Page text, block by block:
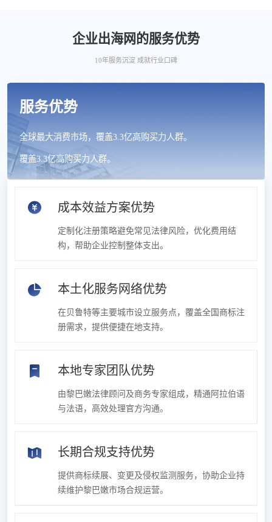
企业出海网的服务优势
10年服务沉淀 成就行业口碑
服务优势
全球最大消费市场，覆盖3.3亿高购买力人群。
覆盖3.3亿高购买力人群。
成本效益方案优势
定制化注册策略避免常见法律风险，优化费用结
构，帮助企业控制整体支出。
本土化服务网络优势
在贝鲁特等主要城市设立服务点，覆盖全国商标注
册需求，提供便捷在地支持。
本地专家团队优势
由黎巴嫩法律顾问及商务专家组成，精通阿拉伯语
与法语，高效处理官方沟通。
长期合规支持优势
提供商标续展、变更及侵权监测服务，协助企业持
续维护黎巴嫩市场合规运营。